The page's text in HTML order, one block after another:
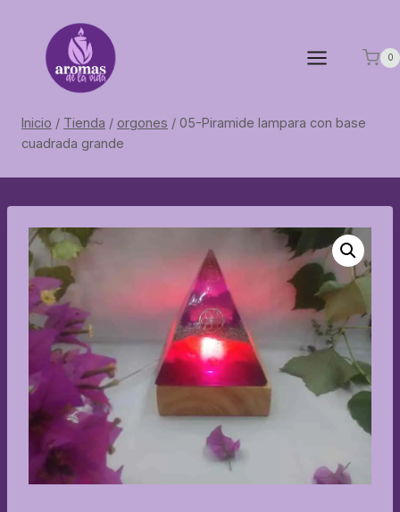
contenido
0
Inicio / Tienda / orgones / 05-Piramide lampara con base
cuadrada grande